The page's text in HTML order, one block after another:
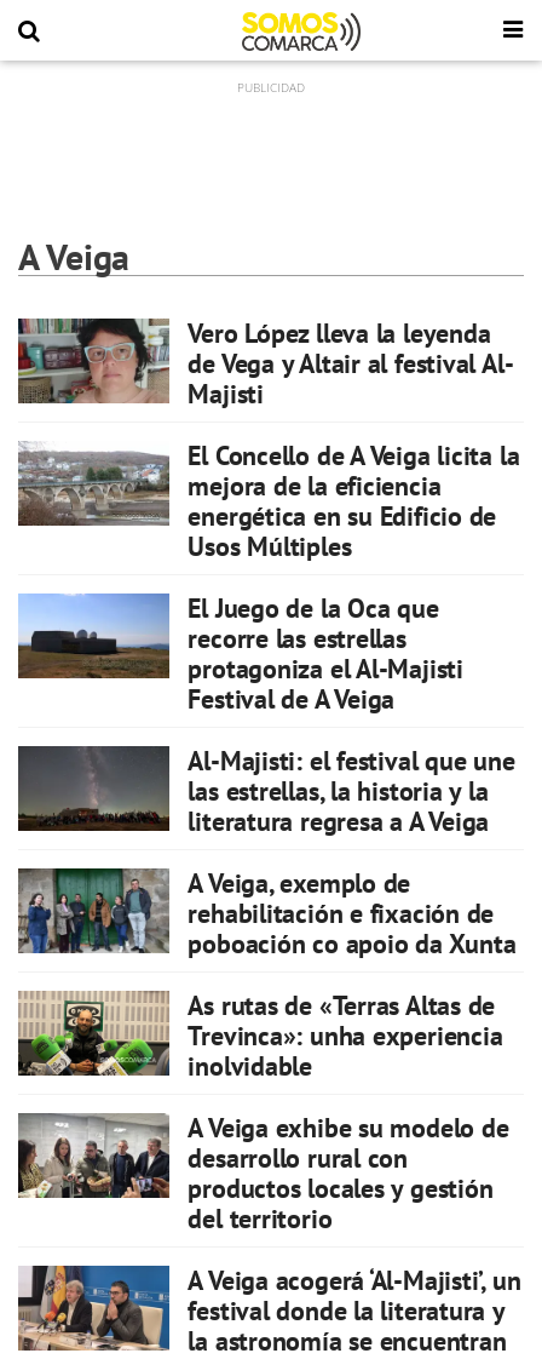
A Veiga
Vero López lleva la leyenda
de Vega y Altair al festival Al-
Majisti
El Concello de A Veiga licita la
mejora de la eficiencia
energética en su Edificio de
Usos Múltiples
El Juego de la Oca que
recorre las estrellas
protagoniza el Al-Majisti
Festival de A Veiga
Al-Majisti: el festival que une
las estrellas, la historia y la
literatura regresa a A Veiga
A Veiga, exemplo de
rehabilitación e fixación de
poboación co apoio da Xunta
As rutas de «Terras Altas de
Trevinca»: unha experiencia
inolvidable
A Veiga exhibe su modelo de
desarrollo rural con
productos locales y gestión
del territorio
A Veiga acogerá ‘Al-Majisti’, un
festival donde la literatura y
la astronomía se encuentran